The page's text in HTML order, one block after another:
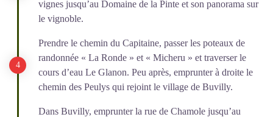
vignes jusqu’au Domaine de la Pinte et son panorama sur
le vignoble.
Prendre le chemin du Capitaine, passer les poteaux de
randonnée « La Ronde » et « Micheru » et traverser le
cours d’eau Le Glanon. Peu après, emprunter à droite le
chemin des Peulys qui rejoint le village de Buvilly.
Dans Buvilly, emprunter la rue de Chamole jusqu’au